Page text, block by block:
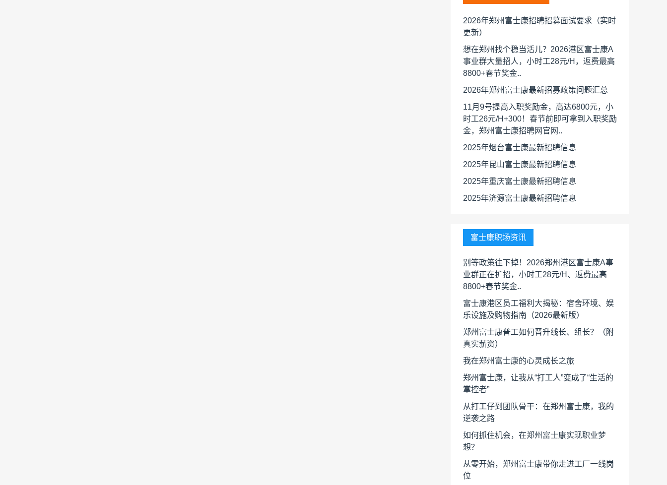
2026年郑州富士康招聘招募面试要求（实时
更新）
想在郑州找个稳当活儿？2026港区富士康A
事业群大量招人，小时工28元/H，返费最高
8800+春节奖金..
2026年郑州富士康最新招募政策问题汇总
11月9号提高入职奖励金，高达6800元，小
时工26元/H+300！春节前即可拿到入职奖励
金，郑州富士康招聘网官网..
2025年烟台富士康最新招聘信息
2025年昆山富士康最新招聘信息
2025年重庆富士康最新招聘信息
2025年济源富士康最新招聘信息
富士康职场资讯
别等政策往下掉！2026郑州港区富士康A事
业群正在扩招，小时工28元/H、返费最高
8800+春节奖金..
富士康港区员工福利大揭秘：宿舍环境、娱
乐设施及购物指南（2026最新版）
郑州富士康普工如何晋升线长、组长？（附
真实薪资）
我在郑州富士康的心灵成长之旅
郑州富士康，让我从“打工人”变成了“生活的
掌控者”
从打工仔到团队骨干：在郑州富士康，我的
逆袭之路
如何抓住机会，在郑州富士康实现职业梦
想？
从零开始，郑州富士康带你走进工厂一线岗
位